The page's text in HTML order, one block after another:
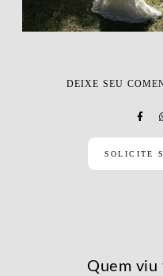
DEIXE SEU
SOLICITE
Quem viu